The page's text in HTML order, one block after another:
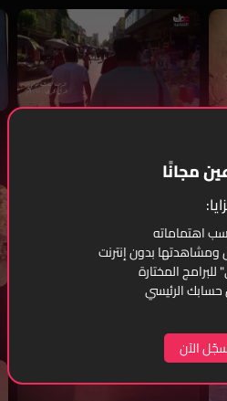
مجانًا
اهتماماته
ومشاهدتها بدون إنترنت
المختارة
الرئيسي
الآن